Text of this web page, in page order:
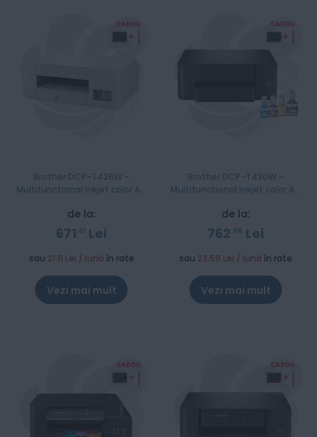
Brother DCP-T426W -
Multifunctional Inkjet color A4
de la:
671 01 Lei
sau 21.11 Lei / lună în rate
Vezi mai mult
Stoc epuizat
Brother DCP-T430W -
Multifunctional Inkjet color A4
de la:
762 00 Lei
sau 23.59 Lei / lună în rate
Vezi mai mult